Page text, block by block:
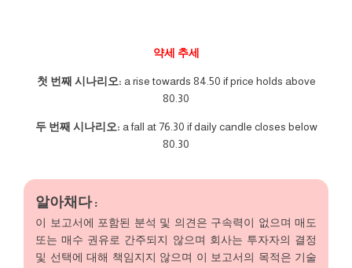
약세 추세
첫 번째 시나리오: a rise towards 84.50 if price holds above
80.30
두 번째 시나리오: a fall at 76.30 if daily candle closes below
80.30
알아채다 :
이 보고서에 포함된 분석 및 의견은 구속력이 없으며 매도
또는 매수 권유로 간주되지 않으며 회사는 투자자의 결정
및 선택에 대해 책임지지 않으며 이 보고서의 목적은 기술